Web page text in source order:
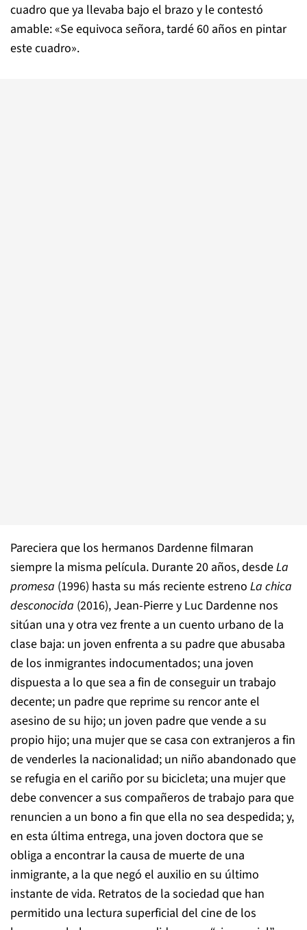
cuadro que ya llevaba bajo el brazo y le contestó
amable: «Se equivoca señora, tardé 60 años en pintar
este cuadro».
Pareciera que los hermanos Dardenne filmaran
siempre la misma película. Durante 20 años, desdeLa
promesa (1996) hasta su más reciente estreno La chica
desconocida (2016), Jean-Pierre y Luc Dardenne nos
sitúan una y otra vez frente a un cuento urbano de la
clase baja: un joven enfrenta a su padre que abusaba
de los inmigrantes indocumentados; una joven
dispuesta a lo que sea a fin de conseguir un trabajo
decente; un padre que reprime su rencor ante el
asesino de su hijo; un joven padre que vende a su
propio hijo; una mujer que se casa con extranjeros a fin
de venderles la nacionalidad; un niño abandonado que
se refugia en el cariño por su bicicleta; una mujer que
debe convencer a sus compañeros de trabajo para que
renuncien a un bono a fin que ella no sea despedida; y,
en esta última entrega, una joven doctora que se
obliga a encontrar la causa de muerte de una
inmigrante, a la que negó el auxilio en su último
instante de vida. Retratos de la sociedad que han
permitido una lectura superficial del cine de los